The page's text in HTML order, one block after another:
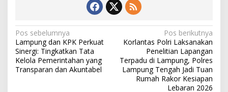
N
a
v
Pos sebelumnya
Lampung dan KPK Perkuat
Sinergi: Tingkatkan Tata
Kelola Pemerintahan yang
Transparan dan Akuntabel
Pos berikutnya
Korlantas Polri Laksanakan
Penelitian Lapangan
Terpadu di Lampung, Polres
Lampung Tengah Jadi Tuan
Rumah Rakor Kesiapan
Lebaran 2026